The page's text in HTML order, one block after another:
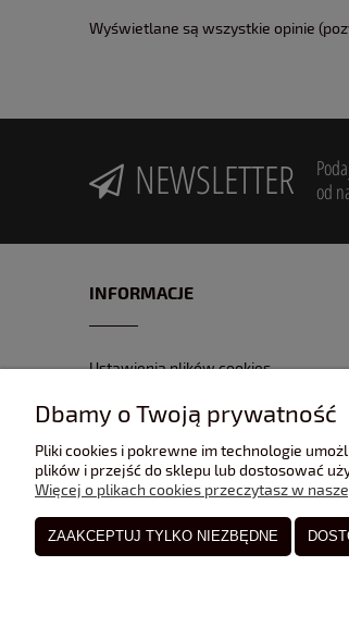
Wyświetlane są wszystkie opinie
NEWSLETTER
od
INFORMACJE
Ustawienia plików cookies
REGULAMIN
GPSR
Dbamy o Twoją prywatność
Pliki cookies i pokrewne im technologie
plików i przejść do sklepu lub dostosować
Więcej o plikach cookies przeczytasz w
ZAAKCEPTUJ TYLKO NIEZBĘDNE